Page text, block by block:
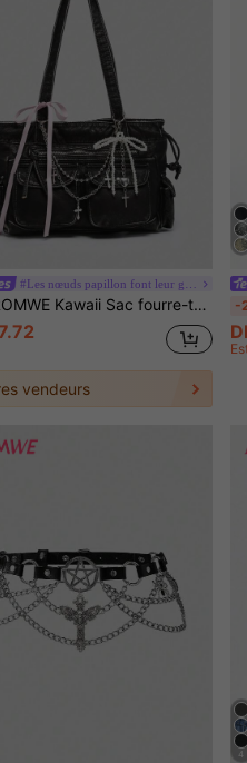
Sac fourre-tout d'épaule avec nœud papillon, décor de ruban, croix vintage et breloque en forme de cœur, effet dégradé, grande capacité, multifonctionnel pour femmes
vendeurs
-
4